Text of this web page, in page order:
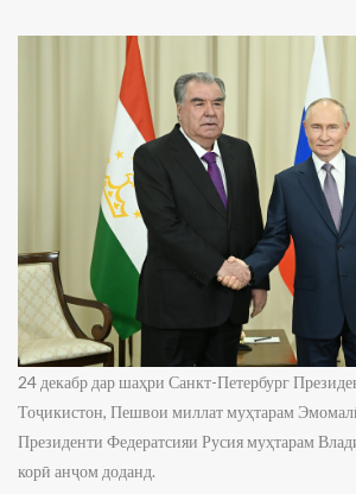
24 декабр дар шаҳри Санкт-Петербург
Тоҷикистон, Пешвои миллат муҳтарам
Президенти Федератсияи Русия муҳтарам
корӣ анҷом доданд.